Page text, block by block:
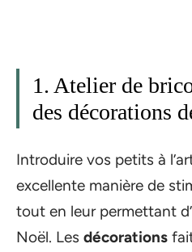
1. Atelier de
des décorations
Introduire vos petits à
excellente manière de
tout en leur permettant
Noël. Les décorations